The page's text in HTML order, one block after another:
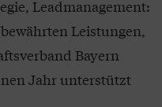
Leadmanagement:
Leistungen,
Bayern
Jahr unterstützt